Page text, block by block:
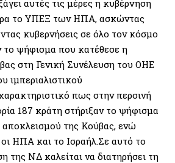
αυτές τις μέρες η κυβέρνηση
το ΥΠΕΞ των ΗΠΑ, ασκώντας
κυβερνήσεις σε όλο τον κόσμο
το ψήφισμα που κατέθεσε η
στη Γενική Συνέλευση του ΟΗΕ
ιμπεριαλιστικού
πως στην περσινή
187 κράτη στήριξαν το ψήφισμα
της Κούβας, ενώ
ΗΠΑ και το Ισραήλ.Σε αυτό το
της ΝΔ καλείται να διατηρήσει τη